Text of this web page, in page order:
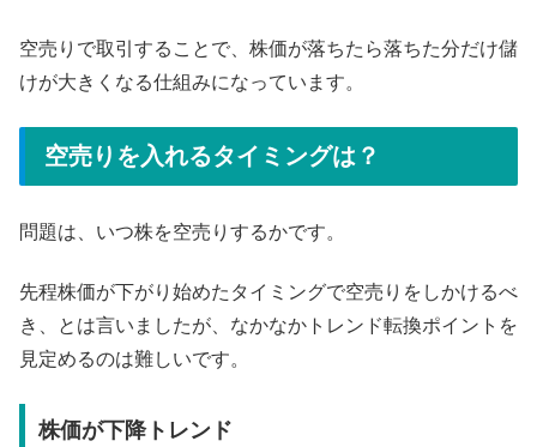
空売りで取引することで、株価が落ちたら落ちた分だけ儲
けが大きくなる仕組みになっています。
空売りを入れるタイミングは？
問題は、いつ株を空売りするかです。
先程株価が下がり始めたタイミングで空売りをしかけるべ
き、とは言いましたが、なかなかトレンド転換ポイントを
見定めるのは難しいです。
株価が下降トレンド